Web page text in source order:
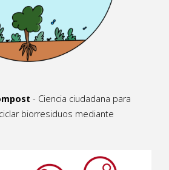
- Ciencia ciudadana para
biorresiduos mediante